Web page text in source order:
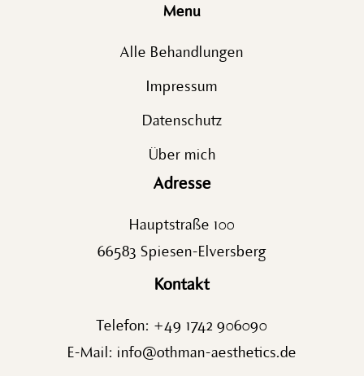
Menu
Alle Behandlungen
Impressum
Datenschutz
Über mich
Adresse
Hauptstraße 100
66583 Spiesen-Elversberg
Kontakt
Telefon: +49 1742 906090
E-Mail: info@othman-aesthetics.de